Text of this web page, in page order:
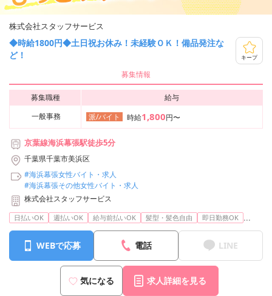
株式会社スタッフサービス
◆時給1800円◆土日祝お休み！未経験ＯＫ！備品発注な
ど！
キープ
募集情報
募集職種
給与
一般事務
派/バイト 時給1,800円〜
京葉線海浜幕張駅徒歩5分
千葉県千葉市美浜区
#海浜幕張女性バイト・求人
#海浜幕張その他女性バイト・求人
株式会社スタッフサービス
日払いOK 週払いOK 給与前払いOK 髪型・髪色自由 即日勤務OK ...
WEBで応募 電話 LINE
気になる 求人詳細を見る